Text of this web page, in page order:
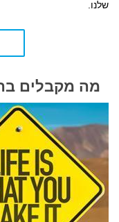
שלנו.
מה מקבלים